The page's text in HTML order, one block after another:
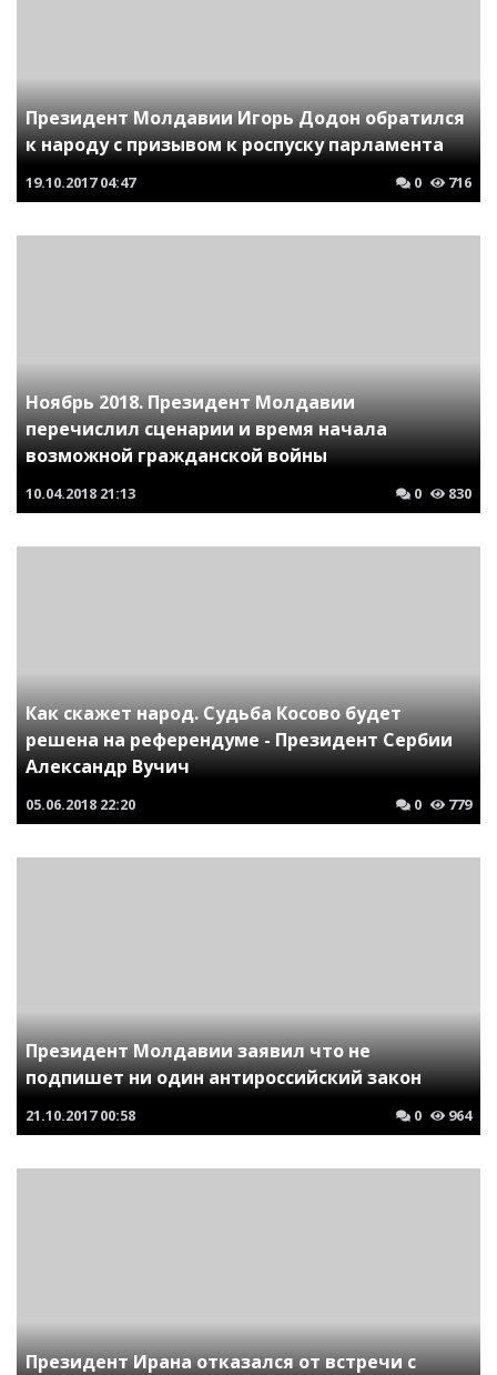
Президент Молдавии Игорь Додон обратился
к народу с призывом к роспуску парламента
19.10.2017 04:47 0 716
Ноябрь 2018. Президент Молдавии
перечислил сценарии и время начала
возможной гражданской войны
10.04.2018 21:13 0 830
Как скажет народ. Судьба Косово будет
решена на референдуме - Президент Сербии
Александр Вучич
05.06.2018 22:20 0 779
Президент Молдавии заявил что не
подпишет ни один антироссийский закон
21.10.2017 00:58 0 964
Президент Ирана отказался от встречи с